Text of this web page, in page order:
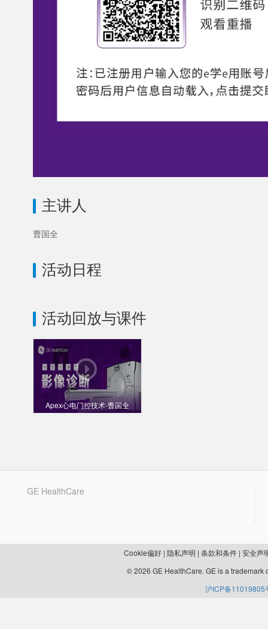
主讲人
曹国全
活动日程
活动回放与课件
Apex心电门控技术-曹国全
GE HealthCare
Cookie偏好| 隐私声明 | 条款和条件| 安全声
© 2026 GE HealthCare. GE is a
沪ICP备11019805